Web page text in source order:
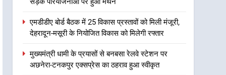
प्रस्तावों को मिली मंजूरी, देहरादून-
मसूरी के नियोजित विकास को
मिलेगी रफ्तार
उत्तराखंड
3
मुख्यमंत्री धामी के प्रयासों से
एमडीडीए बोर्ड बैठक में 25 विकास प्रस्तावों को मिली मंजूरी,
देहरादून-मसूरी के नियोजित विकास को मिलेगी रफ्तार
मुख्यमंत्री धामी के प्रयासों से बनबसा रेलवे स्टेशन पर
अछनेरा-टनकपुर एक्सप्रेस का ठहराव हुआ स्वीकृत